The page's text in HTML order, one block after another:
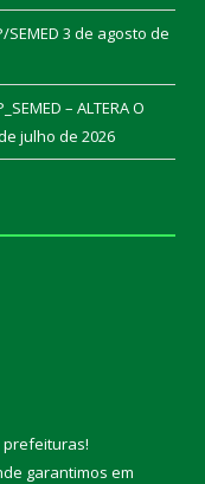
SEMED 3 de agosto de
– ALTERA O
julho de 2026
prefeituras!
garantimos em